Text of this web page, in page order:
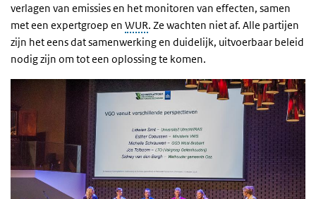
verlagen van emissies en het monitoren van effecten, samen
met een expertgroep en WUR. Ze wachten niet af. Alle partijen
zijn het eens dat samenwerking en duidelijk, uitvoerbaar beleid
nodig zijn om tot een oplossing te komen.